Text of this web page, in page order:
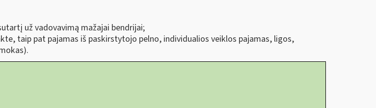
už vadovavimą mažajai bendrijai;
taip pat pajamas iš paskirstytojo pelno, individualios veiklos pajamas, ligos,